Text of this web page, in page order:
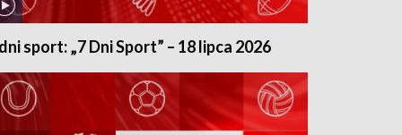
sport: „7 Dni Sport” – 18 lipca 2026